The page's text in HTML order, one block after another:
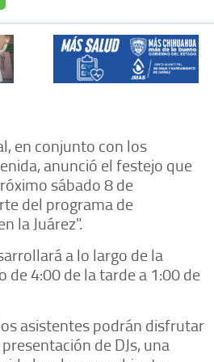
en conjunto con los
anunció el festejo que
sábado 8 de
del programa de
la Juárez".
a lo largo de la
de 4:00 de la tarde a 1:00 de
asistentes podrán disfrutar
de DJs, una